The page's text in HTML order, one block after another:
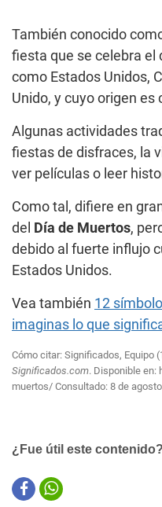
También conocido
fiesta que se celebra el
como Estados Unidos,
Unido, y cuyo origen es
Algunas actividades
fiestas de disfraces, la
ver películas o leer
Como tal, difiere en
del Día de Muertos,
debido al fuerte influjo
Estados Unidos.
Vea también 12
imaginas lo que
Cómo citar: Significados, Equipo
Significados.com. Disponible en:
muertos/ Consultado: 8 de
¿Fue útil este contenido?
Este contenido contiene